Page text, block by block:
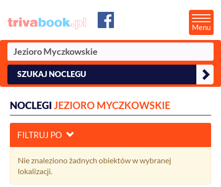
Menu
SZUKAJ NOCLEGU
NOCLEGI JEZIORO MYCZKOWSKIE
FILTRUJ PO
Nie znaleziono żadnych obiektów w wybranej
lokalizacji.